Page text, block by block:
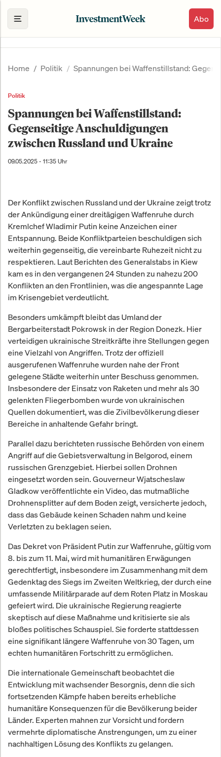
Abo
Home Politik Spannungen bei Waffenstillstand:
Politik
Spannungen bei Waffenstillstand:
Gegenseitige Anschuldigungen
zwischen Russland und Ukraine
09.05.2025 - 11:35 Uhr
Der Konflikt zwischen Russland und der Ukraine zeigt trotz
der Ankündigung einer dreitägigen Waffenruhe durch
Kremlchef Wladimir Putin keine Anzeichen einer
Entspannung. Beide Konfliktparteien beschuldigen sich
weiterhin gegenseitig, die vereinbarte Ruhezeit nicht zu
respektieren. Laut Berichten des Generalstabs in Kiew
kam es in den vergangenen 24 Stunden zu nahezu 200
Konflikten an den Frontlinien, was die angespannte Lage
im Krisengebiet verdeutlicht.
Besonders umkämpft bleibt das Umland der
Bergarbeiterstadt Pokrowsk in der Region Donezk. Hier
verteidigen ukrainische Streitkräfte ihre Stellungen gegen
eine Vielzahl von Angriffen. Trotz der offiziell
ausgerufenen Waffenruhe wurden nahe der Front
gelegene Städte weiterhin unter Beschuss genommen.
Insbesondere der Einsatz von Raketen und mehr als 30
gelenkten Fliegerbomben wurde von ukrainischen
Quellen dokumentiert, was die Zivilbevölkerung dieser
Bereiche in anhaltende Gefahr bringt.
Parallel dazu berichteten russische Behörden von einem
Angriff auf die Gebietsverwaltung in Belgorod, einem
russischen Grenzgebiet. Hierbei sollen Drohnen
eingesetzt worden sein. Gouverneur Wjatscheslaw
Gladkow veröffentlichte ein Video, das mutmaßliche
Drohnensplitter auf dem Boden zeigt, versicherte jedoch,
dass das Gebäude keinen Schaden nahm und keine
Verletzten zu beklagen seien.
Das Dekret von Präsident Putin zur Waffenruhe, gültig vom
8. bis zum 11. Mai, wird mit humanitären Erwägungen
gerechtfertigt, insbesondere im Zusammenhang mit dem
Gedenktag des Siegs im Zweiten Weltkrieg, der durch eine
umfassende Militärparade auf dem Roten Platz in Moskau
gefeiert wird. Die ukrainische Regierung reagierte
skeptisch auf diese Maßnahme und kritisierte sie als
bloßes politisches Schauspiel. Sie forderte stattdessen
eine signifikant längere Waffenruhe von 30 Tagen, um
echten humanitären Fortschritt zu ermöglichen.
Die internationale Gemeinschaft beobachtet die
Entwicklung mit wachsender Besorgnis, denn die sich
fortsetzenden Kämpfe haben bereits erhebliche
humanitäre Konsequenzen für die Bevölkerung beider
Länder. Experten mahnen zur Vorsicht und fordern
vermehrte diplomatische Anstrengungen, um zu einer
nachhaltigen Lösung des Konflikts zu gelangen.